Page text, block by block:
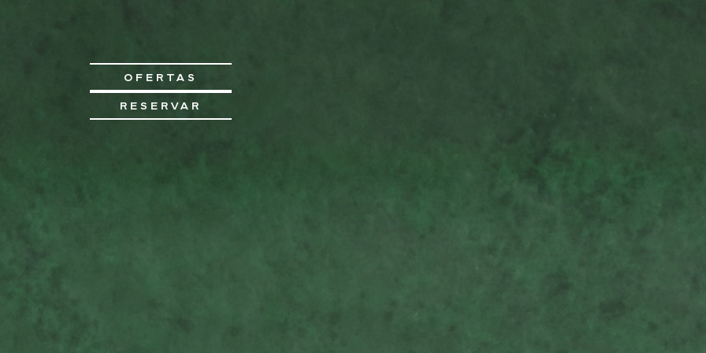
OFERTAS
RESERVAR